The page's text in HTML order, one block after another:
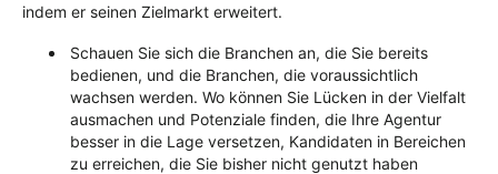
indem er seinen Zielmarkt erweitert.
Schauen Sie sich die Branchen an, die Sie bereits
bedienen, und die Branchen, die voraussichtlich
wachsen werden. Wo können Sie Lücken in der Vielfalt
ausmachen und Potenziale finden, die Ihre Agentur
besser in die Lage versetzen, Kandidaten in Bereichen
zu erreichen, die Sie bisher nicht genutzt haben